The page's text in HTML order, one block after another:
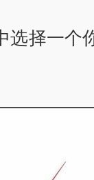
择一个